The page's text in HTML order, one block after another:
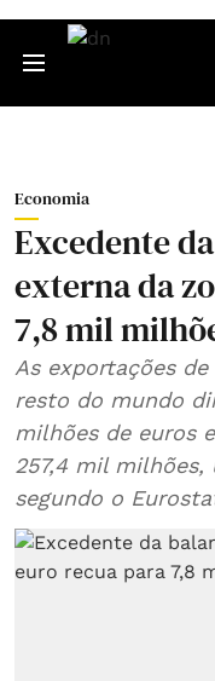
Economia
Excedente
externa da
7,8 mil
As exportações
resto do mundo
milhões de euros
257,4 mil milhões,
segundo o